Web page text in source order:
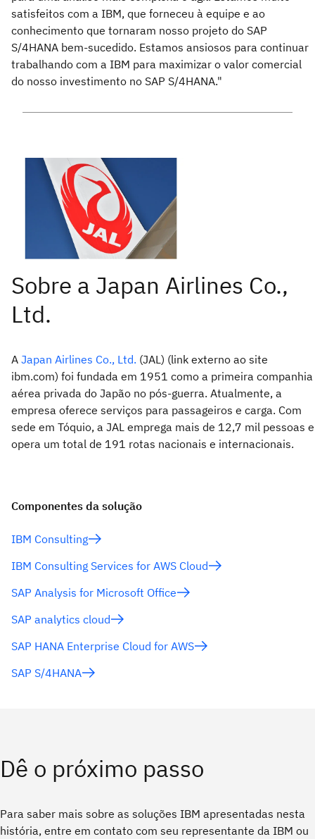
satisfeitos com a IBM, que forneceu à equipe e ao
conhecimento que tornaram nosso projeto do SAP
S/4HANA bem-sucedido. Estamos ansiosos para continuar
trabalhando com a IBM para maximizar o valor comercial
do nosso investimento no SAP S/4HANA."
A Japan Airlines Co., Ltd. (JAL) (link externo ao site
ibm.com) foi fundada em 1951 como a primeira companhia
aérea privada do Japão no pós-guerra. Atualmente, a
empresa oferece serviços para passageiros e carga. Com
sede em Tóquio, a JAL emprega mais de 12,7 mil pessoas e
opera um total de 191 rotas nacionais e internacionais.
Componentes da solução
IBM Consulting
IBM Consulting Services for AWS Cloud
SAP Analysis for Microsoft Office
SAP analytics cloud
SAP HANA Enterprise Cloud for AWS
SAP S/4HANA
Dê o próximo passo
Para saber mais sobre as soluções IBM apresentadas nesta
história, entre em contato com seu representante da IBM ou